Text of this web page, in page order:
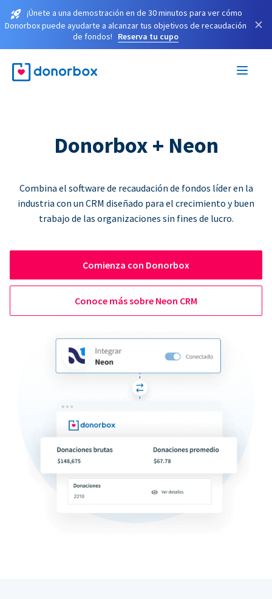
¡Únete a una demostración en de 30 minutos para ver cómo
Donorbox puede ayudarte a alcanzar tus objetivos de recaudación
de fondos!
Reserva tu cupo
×
Donorbox + Neon
Combina el software de recaudación de fondos líder en la
industria con un CRM diseñado para el crecimiento y buen
trabajo de las organizaciones sin fines de lucro.
Comienza con Donorbox
Conoce más sobre Neon CRM